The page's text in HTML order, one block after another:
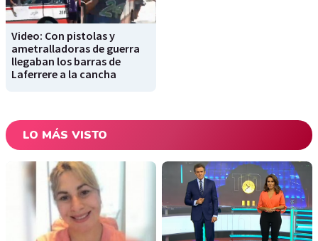
Video: Con pistolas y
ametralladoras de guerra
llegaban los barras de
Laferrere a la cancha
LO MÁS VISTO